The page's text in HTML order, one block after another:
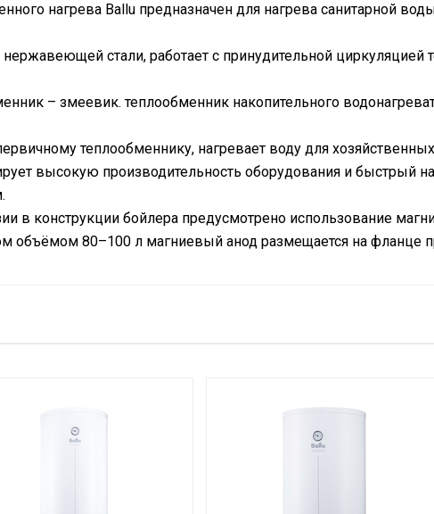
нагрева Ballu предназначен для нагрева санитарной
стали, работает с принудительной циркуляцией
– змеевик. теплообменник накопительного
теплообменнику, нагревает воду для
высокую производительность оборудования и быстрый
в конструкции бойлера предусмотрено использование
объёмом 80–100 л магниевый анод размещается на фланце